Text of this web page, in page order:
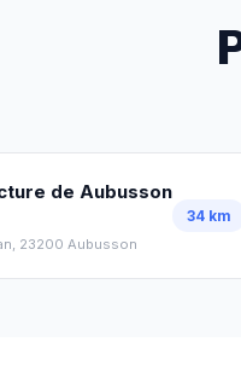
de Aubusson
, 23200 Aubusson
34 km